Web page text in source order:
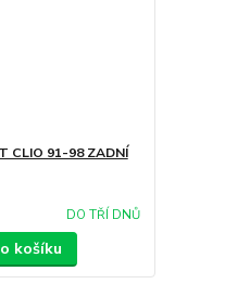
CLIO 91-98 ZADNÍ
DO TŘÍ DNŮ
košíku